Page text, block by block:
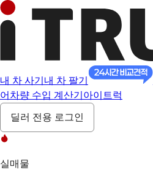
내 차 사기 내 차 팔기
어 차량 수입 계산기 아이트럭
딜러 전용 로그인
실매물